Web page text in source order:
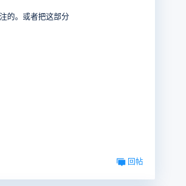
的。或者把这部分
回帖